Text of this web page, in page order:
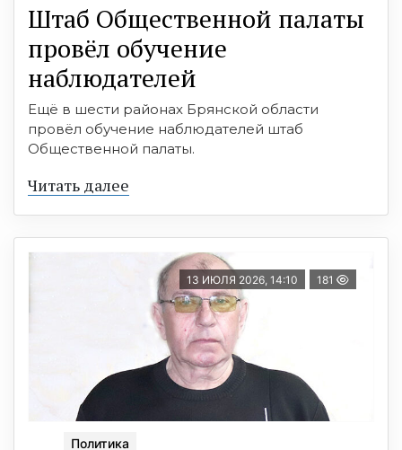
Штаб Общественной палаты
провёл обучение
наблюдателей
Ещё в шести районах Брянской области
провёл обучение наблюдателей штаб
Общественной палаты.
Читать далее
13 ИЮЛЯ 2026, 14:10 181
Политика